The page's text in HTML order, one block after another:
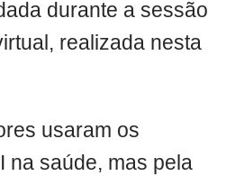
durante a sessão
realizada nesta
usaram os
na saúde, mas pela